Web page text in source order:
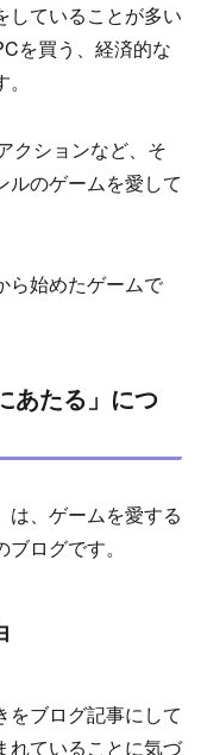
していることが多い
を買う、経済的な
クションなど、そ
ルのゲームを愛して
ら始めたゲームで
あたる」につ
は、ゲームを愛する
ログです。
をブログ記事にして
れていることに気づ